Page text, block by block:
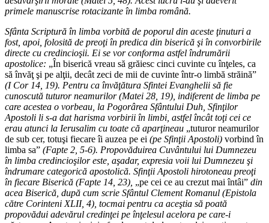
primele manuscrise rotacizante în limba română.
Sfânta Scriptură în limba vorbită de poporul din aceste ţinuturi a
fost, apoi, folosită de preoţi în predica din biserică şi în convorbirile
directe cu credincioşii. Ei se vor conforma astfel îndrumării
apostolice: „În biserică vreau să grăiesc cinci cuvinte cu înţeles, ca
să învăţ şi pe alţii, decât zeci de mii de cuvinte într-o limbă străină”
(I Cor 14, 19). Pentru ca învăţătura Sfintei Evanghelii să fie
cunoscută tuturor neamurilor (Matei 28, 19), indiferent de limba pe
care acestea o vorbeau, la Pogorârea Sfântului Duh, Sfinţilor
Apostoli li s-a dat harisma vorbirii în limbi, astfel încât toţi cei ce
erau atunci la Ierusalim cu toate că aparţineau „tuturor neamurilor
de sub cer, totuşi fiecare îi auzea pe ei (pe Sfinţii Apostoli) vorbind în
limba sa” (Fapte 2, 5-6). Propovăduirea Cuvântului lui Dumnezeu
în limba credincioşilor este, aşadar, expresia voii lui Dumnezeu şi
îndrumare categorică apostolică. Sfinţii Apostoli hirotoneau preoţi
în fiecare Biserică (Fapte 14, 23), „pe cei ce au crezut mai întâi” din
acea Biserică, după cum scrie Sfântul Clement Romanul (Epistola
către Corinteni XLII, 4), tocmai pentru ca aceştia să poată
propovădui adevărul credinţei pe înţelesul acelora pe care-i